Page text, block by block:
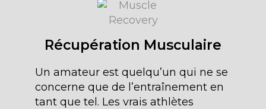
Récupération Musculaire
Un amateur est quelqu’un qui ne se
concerne que de l’entraînement en
tant que tel. Les vrais athlètes